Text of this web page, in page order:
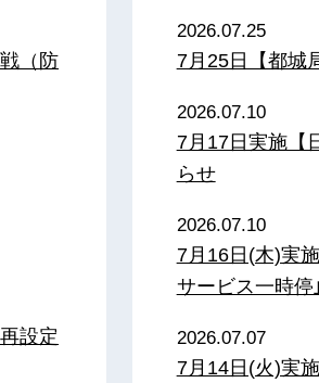
（防
設定
2026.07.25
7月25日【都城
2026.07.10
7月17日実施【
らせ
2026.07.10
7月16日(木)実
サービス一時
2026.07.07
7月14日(火)実